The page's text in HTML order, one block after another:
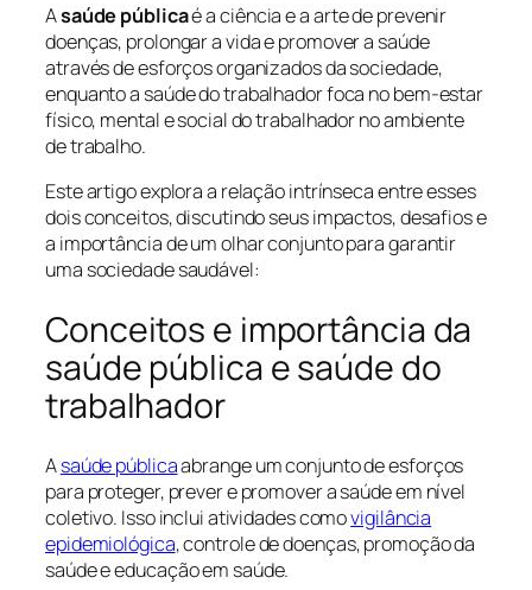
Asaúde públicaé a ciência e a arte de prevenir
doenças, prolongar a vida e promover a saúde
através de esforços organizados da sociedade,
enquanto a saúde do trabalhador foca no bem-estar
físico, mental e social do trabalhador no ambiente
de trabalho.
Este artigo explora a relação intrínseca entre esses
dois conceitos, discutindo seus impactos, desafios e
a importância de um olhar conjunto para garantir
uma sociedade saudável:
Conceitos e importância da
saúde pública e saúde do
trabalhador
Asaúde públicaabrange um conjunto de esforços
para proteger, prever e promover a saúde em nível
coletivo. Isso inclui atividades comovigilância
epidemiológica, controle de doenças, promoção da
saúde e educação em saúde.